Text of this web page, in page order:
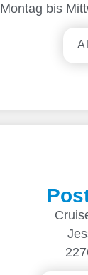
Montag bis